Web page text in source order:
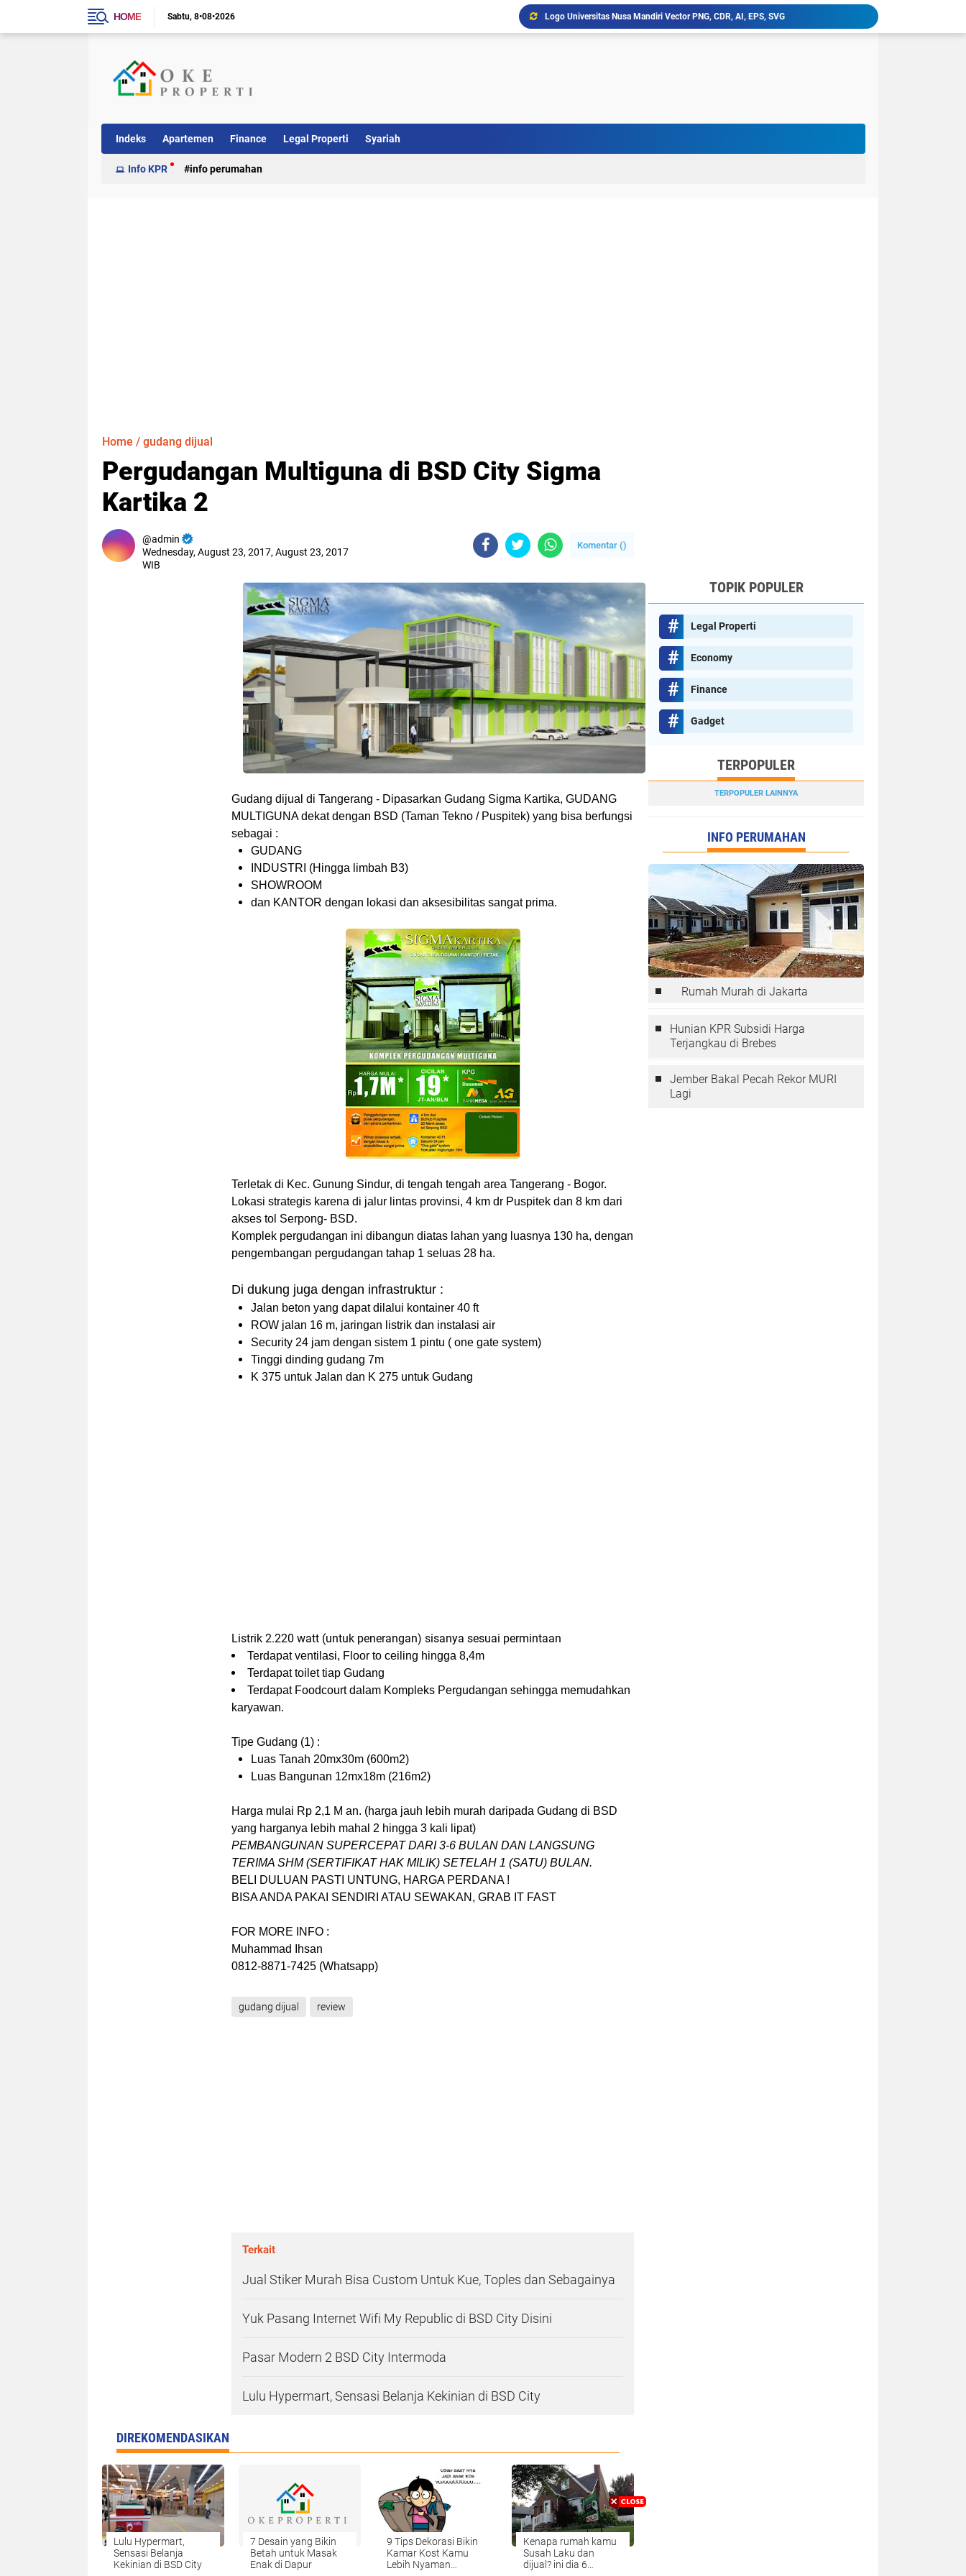
HOME Sabtu 8•08•2026
Logo Universitas Nusa Mandiri Vector PNG, CDR, AI, EPS, SVG
Logo Kabupaten Barito Selatan, Klik Vector PNG, CDR, AI, EPS, SVG
Logo Universitas Pesantren Darululum UNIPDU Jombang PNG
Indeks Apartemen Finance Legal Properti Syariah
Info KPR info perumahan
Home / gudang dijual
Pergudangan Multiguna di BSD City Sigma
Kartika 2
admin
Wednesday, August 23, 2017, August 23, 2017
WIB
Komentar ()
Gudang dijual di Tangerang - Dipasarkan Gudang Sigma Kartika, GUDANG
MULTIGUNA dekat dengan BSD (Taman Tekno / Puspitek) yang bisa berfungsi
sebagai :
GUDANG
INDUSTRI (Hingga limbah B3)
SHOWROOM
dan KANTOR dengan lokasi dan aksesibilitas sangat prima.
Terletak di Kec. Gunung Sindur, di tengah tengah area Tangerang - Bogor.
Lokasi strategis karena di jalur lintas provinsi, 4 km dr Puspitek dan 8 km dari
akses tol Serpong- BSD.
Komplek pergudangan ini dibangun diatas lahan yang luasnya 130 ha, dengan
pengembangan pergudangan tahap 1 seluas 28 ha.
Di dukung juga dengan infrastruktur :
Jalan beton yang dapat dilalui kontainer 40 ft
ROW jalan 16 m, jaringan listrik dan instalasi air
Security 24 jam dengan sistem 1 pintu ( one gate system)
Tinggi dinding gudang 7m
K 375 untuk Jalan dan K 275 untuk Gudang
Listrik 2.220 watt (untuk penerangan) sisanya sesuai permintaan
Terdapat ventilasi, Floor to ceiling hingga 8,4m
Terdapat toilet tiap Gudang
Terdapat Foodcourt dalam Kompleks Pergudangan sehingga memudahkan
karyawan.
Tipe Gudang (1) :
Luas Tanah 20mx30m (600m2)
Luas Bangunan 12mx18m (216m2)
Harga mulai Rp 2,1 M an. (harga jauh lebih murah daripada Gudang di BSD
yang harganya lebih mahal 2 hingga 3 kali lipat)
PEMBANGUNAN SUPERCEPAT DARI 3-6 BULAN DAN LANGSUNG
TERIMA SHM (SERTIFIKAT HAK MILIK) SETELAH 1 (SATU) BULAN.
BELI DULUAN PASTI UNTUNG, HARGA PERDANA !
BISA ANDA PAKAI SENDIRI ATAU SEWAKAN, GRAB IT FAST
FOR MORE INFO :
Muhammad Ihsan
0812-8871-7425 (Whatsapp)
gudang dijual review
Terkait
Jual Stiker Murah Bisa Custom Untuk Kue, Toples dan Sebagainya
Yuk Pasang Internet Wifi My Republic di BSD City Disini
Pasar Modern 2 BSD City Intermoda
Lulu Hypermart, Sensasi Belanja Kekinian di BSD City
DIREKOMENDASIKAN
Lulu Hypermart,
Sensasi Belanja
Kekinian di BSD City
7 Desain yang Bikin
Betah untuk Masak
Enak di Dapur
9 Tips Dekorasi Bikin
Kamar Kost Kamu
Lebih Nyaman
Kenapa rumah kamu
Susah Laku dan
dijual? ini dia 6
TOPIK POPULER
Legal Properti
Economy
Finance
Gadget
TERPOPULER
TERPOPULER LAINNYA
INFO PERUMAHAN
Rumah Murah di Jakarta
Hunian KPR Subsidi Harga
Terjangkau di Brebes
Jember Bakal Pecah Rekor MURI
Lagi